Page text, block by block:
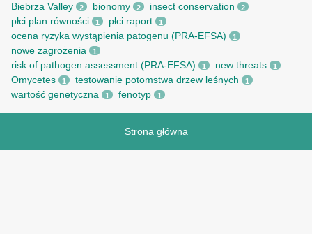
Biebrza Valley 2 bionomy 2 insect conservation 2
płci plan równości 1 płci raport 1
ocena ryzyka wystąpienia patogenu (PRA-EFSA) 1
nowe zagrożenia 1
risk of pathogen assessment (PRA-EFSA) 1 new threats 1
Omycetes 1 testowanie potomstwa drzew leśnych 1
wartość genetyczna 1 fenotyp 1
Strona główna